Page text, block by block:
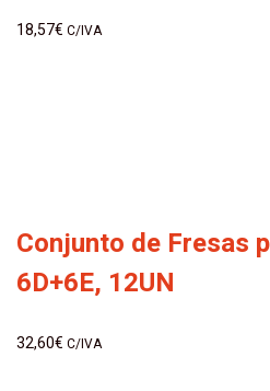
18,57€ C/IVA
Conjunto de Fresas
6D+6E, 12UN
32,60€ C/IVA